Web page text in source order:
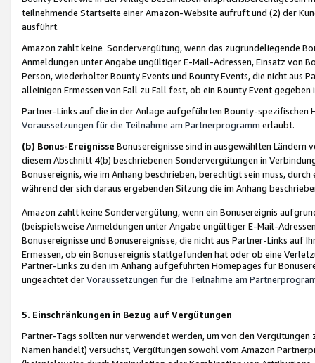
teilnehmende Startseite einer Amazon-Website aufruft und (2) der
ausführt.
Amazon zahlt keine Sondervergütung, wenn das zugrundeliegende
Anmeldungen unter Angabe ungültiger E-Mail-Adressen, Einsatz von
Person, wiederholter Bounty Events und Bounty Events, die nicht
alleinigen Ermessen von Fall zu Fall fest, ob ein Bounty Event
Partner-Links auf die in der Anlage aufgeführten Bounty-spezifischen
Voraussetzungen für die Teilnahme am Partnerprogramm erlaubt.
(b) Bonus-Ereignisse Bonusereignisse sind in ausgewählten Ländern
diesem Abschnitt 4(b) beschriebenen Sondervergütungen in
Bonusereignis, wie im Anhang beschrieben, berechtigt sein muss,
während der sich daraus ergebenden Sitzung die im Anhang
Amazon zahlt keine Sondervergütung, wenn ein Bonusereignis
(beispielsweise Anmeldungen unter Angabe ungültiger E-Mail-
Bonusereignisse und Bonusereignisse, die nicht aus Partner-Links auf
Ermessen, ob ein Bonusereignis stattgefunden hat oder ob eine
Partner-Links zu den im Anhang aufgeführten Homepages für
ungeachtet derVoraussetzungen für die Teilnahme am
5. Einschränkungen in Bezug auf Vergütungen
Partner-Tags sollten nur verwendet werden, um von den
Namen handelt) versuchst, Vergütungen sowohl vom Amazon